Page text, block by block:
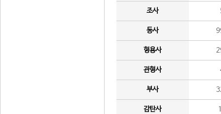
조사
동사
형용사
관형사
부사
감탄사